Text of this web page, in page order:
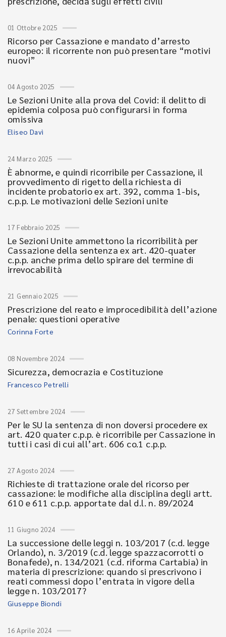
01 Ottobre 2025
Ricorso per Cassazione e mandato d’arresto
europeo: il ricorrente non può presentare “motivi
nuovi”
04 Agosto 2025
Le Sezioni Unite alla prova del Covid: il delitto di
epidemia colposa può configurarsi in forma
omissiva
Eliseo Davì
24 Marzo 2025
È abnorme, e quindi ricorribile per Cassazione, il
provvedimento di rigetto della richiesta di
incidente probatorio ex art. 392, comma 1-bis,
c.p.p. Le motivazioni delle Sezioni unite
17 Febbraio 2025
Le Sezioni Unite ammettono la ricorribilità per
Cassazione della sentenza ex art. 420-quater
c.p.p. anche prima dello spirare del termine di
irrevocabilità
21 Gennaio 2025
Prescrizione del reato e improcedibilità dell’azione
penale: questioni operative
Corinna Forte
08 Novembre 2024
Sicurezza, democrazia e Costituzione
Francesco Petrelli
27 Settembre 2024
Per le SU la sentenza di non doversi procedere ex
art. 420 quater c.p.p. è ricorribile per Cassazione in
tutti i casi di cui all’art. 606 co.1 c.p.p.
27 Agosto 2024
Richieste di trattazione orale del ricorso per
cassazione: le modifiche alla disciplina degli artt.
610 e 611 c.p.p. apportate dal d.l. n. 89/2024
11 Giugno 2024
La successione delle leggi n. 103/2017 (c.d. legge
Orlando), n. 3/2019 (c.d. legge spazzacorrotti o
Bonafede), n. 134/2021 (c.d. riforma Cartabia) in
materia di prescrizione: quando si prescrivono i
reati commessi dopo l’entrata in vigore della
legge n. 103/2017?
Giuseppe Biondi
16 Aprile 2024